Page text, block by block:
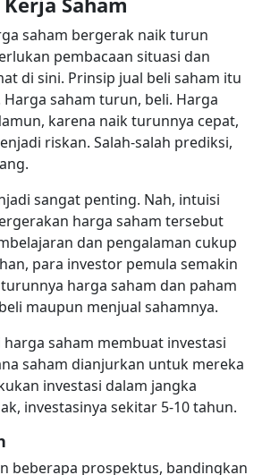
saham bergerak naik turun
pembacaan situasi dan
di sini. Prinsip jual beli saham itu
saham turun, beli. Harga
karena naik turunnya cepat,
riskan. Salah-salah prediksi,
sangat penting. Nah, intuisi
harga saham tersebut
dan pengalaman cukup
para investor pemula semakin
harga saham dan paham
maupun menjual sahamnya.
saham membuat investasi
saham dianjurkan untuk mereka
investasi dalam jangka
investasinya sekitar 5-10 tahun.
beberapa prospektus, bandingkan